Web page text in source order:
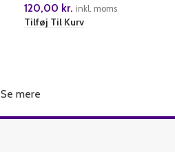
120,00 kr. inkl. moms
Tilføj Til Kurv
Se mere